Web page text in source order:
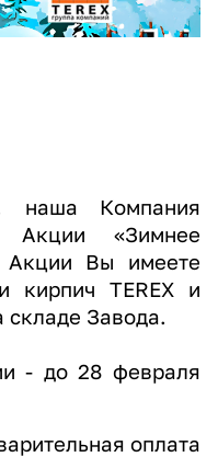
наша Компания
Акции «Зимнее
Акции Вы имеете
кирпич TEREX и
складе Завода.
- до 28 февраля
оплата